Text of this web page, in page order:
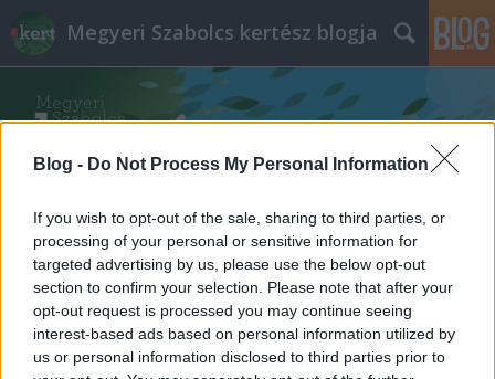
Blog - Do Not Process My Personal Information
If you wish to opt-out of the sale, sharing to third parties, or
processing of your personal or sensitive information for
targeted advertising by us, please use the below opt-out
section to confirm your selection. Please note that after your
opt-out request is processed you may continue seeing
interest-based ads based on personal information utilized by
us or personal information disclosed to third parties prior to
Megyeri Szabolcs kertész blogja
Címkék»fák_kártevői
Fás aktualitások
Megyeri Szabolcs• 2014. február 16.